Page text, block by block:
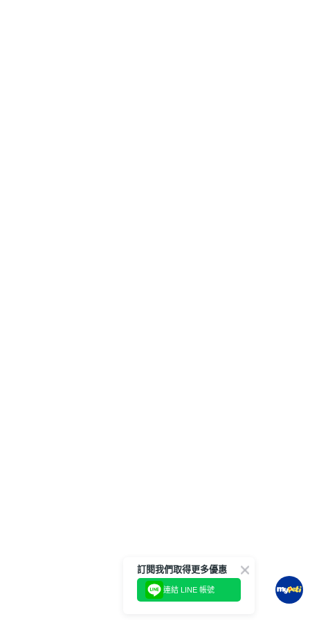
訂閱我們取得更多優惠
連結 LINE 帳號